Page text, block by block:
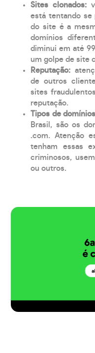
Sites clonados:
está tentando se
do site é a
domínios
diminui em até
um golpe de site
Reputação:
de outros
sites
reputação.
Tipos de
Brasil, são os
.com. Atenção
tenham essas
criminosos,
ou outros.